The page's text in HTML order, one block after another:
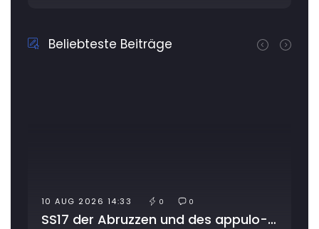
Beliebteste Beiträge
10 AUG 2026 14:33 0 0
SS17 der Abruzzen und des appulo-sannitischen Apennins: Ausweichroute aufgrund von Arbeiten